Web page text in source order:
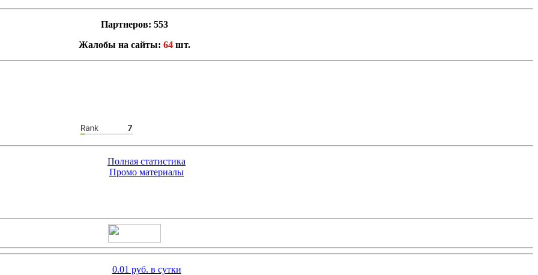
Партнеров: 553
Жалобы на сайты: 64 шт.
Полная статистика
Промо материалы
0.01 руб. в сутки